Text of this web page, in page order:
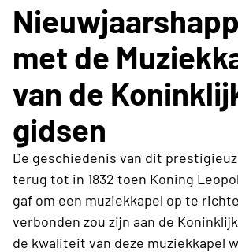
met de
van de
gidsen
De geschiedenis van dit
terug tot in 1832 toen Koning
gaf om een muziekkapel op te
verbonden zou zijn aan de
de kwaliteit van deze muziekkapel